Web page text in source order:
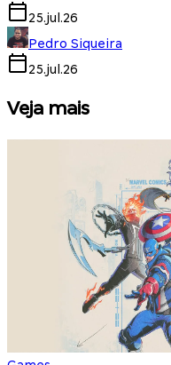
25.jul.26
Pedro Siqueira
25.jul.26
Veja mais